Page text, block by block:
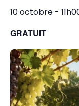
10 octobre -
GRATUIT